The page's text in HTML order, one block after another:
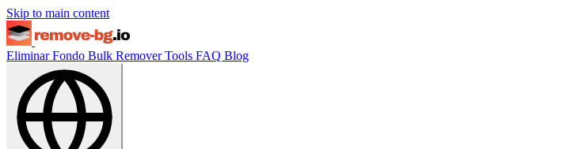
Skip to main content
Eliminar Fondo Bulk RemoverTools FAQ Blog